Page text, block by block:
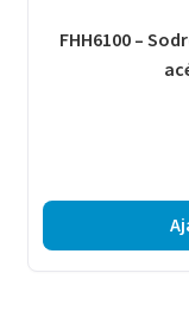
FHH6100 –